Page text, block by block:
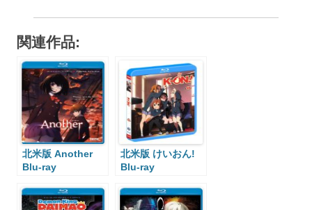
関連作品:
北米版 Another
Blu-ray
北米版 けいおん!
Blu-ray